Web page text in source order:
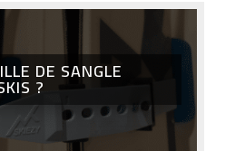
DE SANGLE
?